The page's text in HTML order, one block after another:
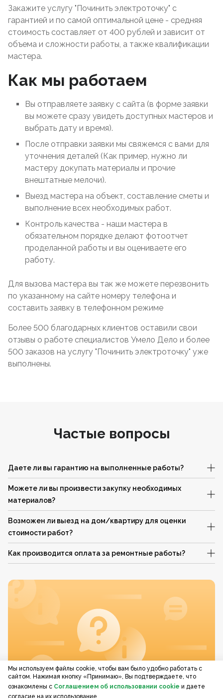
Закажите услугу "Починить электроточку" с
гарантией и по самой оптимальной цене - средняя
стоимость составляет от 400 рублей и зависит от
объема и сложности работы, а также квалификации
мастера.
Как мы работаем
Вы отправляете заявку с сайта (в форме заявки
вы можете сразу увидеть доступных мастеров и
выбрать дату и время).
После отправки заявки мы свяжемся с вами для
уточнения деталей (Как пример, нужно ли
мастеру докупать материалы и прочие
внештатные мелочи).
Выезд мастера на объект, составление сметы и
выполнение всех необходимых работ.
Контроль качества - наши мастера в
обязательном порядке делают фотоотчет
проделанной работы и вы оцениваете его
работу.
Для вызова мастера вы так же можете перезвонить
по указанному на сайте номеру телефона и
составить заявку в телефонном режиме
Более 500 благодарных клиентов оставили свои
отзывы о работе специалистов Умело Дело и более
500 заказов на услугу "Починить электроточку" уже
выполнены.
Частые вопросы
Даете ли вы гарантию на выполненные работы?
Можете ли вы произвести закупку необходимых
материалов?
Возможен ли выезд на дом/квартиру для оценки
стоимости работ?
Как производится оплата за ремонтные работы?
Мы используем файлы cookie, чтобы вам было удобно работать с
сайтом. Нажимая кнопку «Принимаю», Вы подтверждаете, что
ознакомлены с Соглашением об использовании cookie и даете
согласие на их использование.